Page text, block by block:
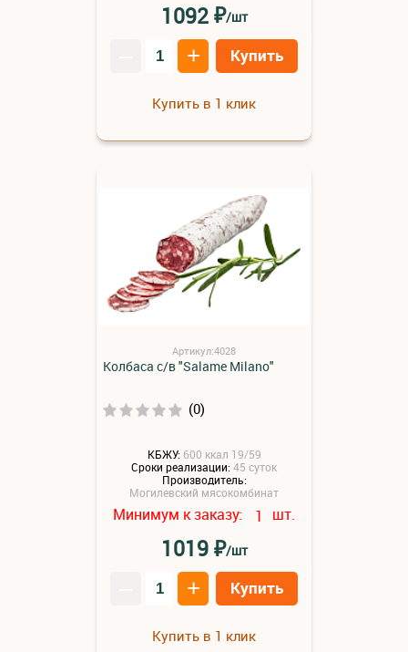
1092₽/шт
+ Купить
Купить в 1 клик
Артикул:4028
Колбаса с/в "Salame Milano"
(0)
КБЖУ: 600 ккал 19/59
Сроки реализации:45 суток
Производитель:
Могилевский мясокомбинат
Минимум к заказу: 1 шт.
1019₽/шт
+ Купить
Купить в 1 клик